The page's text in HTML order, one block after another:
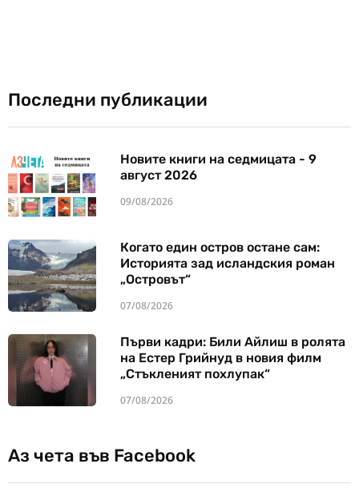
Последни публикации
Новите книги на седмицата - 9
август 2026
09/08/2026
Когато един остров остане сам:
Историята зад исландския роман
„Островът“
07/08/2026
Първи кадри: Били Айлиш в ролята
на Естер Грийнуд в новия филм
„Стъкленият похлупак“
07/08/2026
Аз чета във Facebook